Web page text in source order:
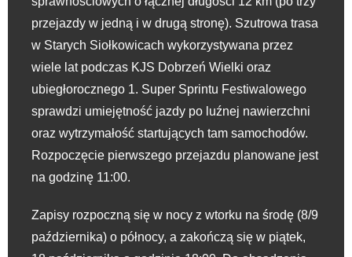
przejazdy w jedną i w drugą stronę). Szutrowa trasa
w Starych Siołkowicach wykorzystywana przez
wiele lat podczas KJS Dobrzeń Wielki oraz
ubiegłorocznego 1. Super Sprintu Festiwalowego
sprawdzi umiejętność jazdy po luźnej nawierzchni
oraz wytrzymałość startujących tam samochodów.
Rozpoczęcie pierwszego przejazdu planowane jest
na godzinę 11:00.
Zapisy rozpoczną się w nocy z wtorku na środę (8/9
października) o północy, a zakończą się w piątek,